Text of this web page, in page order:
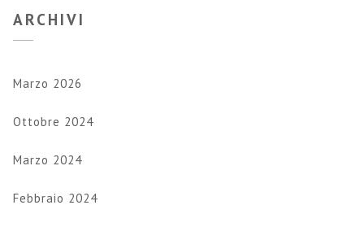
ARCHIVI
Marzo 2026
Ottobre 2024
Marzo 2024
Febbraio 2024